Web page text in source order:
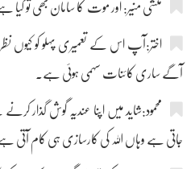
منشی منیر: اور موت کا سامان بھی تو کیا
اختر:آپ اس کے تعمیری پہلو کو کیوں
آگے ساری کائنات سہمی ہوئی ہے۔
محمود:شاید میں اپنا عندیہ گوش گذار
جاتی ہے وہاں اللہ کی کارسازی ہی کام آتی